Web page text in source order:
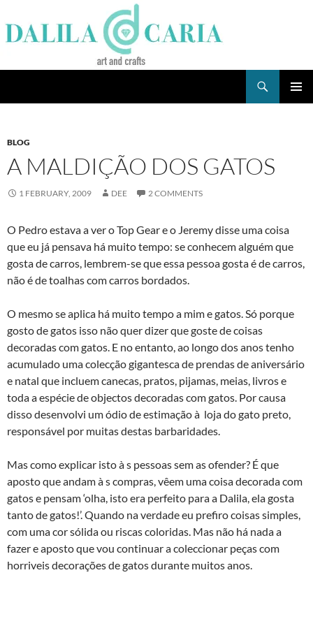
to
content
BLOG
A MALDIÇÃO DOS GATOS
1 FEBRUARY, 2009 DEE 2 COMMENTS
O Pedro estava a ver o Top Gear e o Jeremy disse uma coisa
que eu já pensava há muito tempo: se conhecem alguém que
gosta de carros, lembrem-se que essa pessoa gosta é de carros,
não é de toalhas com carros bordados.
O mesmo se aplica há muito tempo a mim e gatos. Só porque
gosto de gatos isso não quer dizer que goste de coisas
decoradas com gatos. E no entanto, ao longo dos anos tenho
acumulado uma colecção gigantesca de prendas de aniversário
e natal que incluem canecas, pratos, pijamas, meias, livros e
toda a espécie de objectos decoradas com gatos. Por causa
disso desenvolvi um ódio de estimação à loja do gato preto,
responsável por muitas destas barbaridades.
Mas como explicar isto à s pessoas sem as ofender? É que
aposto que andam à s compras, vêem uma coisa decorada com
gatos e pensam ‘olha, isto era perfeito para a Dalila, ela gosta
tanto de gatos!’. Quando na verdade eu prefiro coisas simples,
com uma cor sólida ou riscas coloridas. Mas não há nada a
fazer e aposto que vou continuar a coleccionar peças com
horriveis decorações de gatos durante muitos anos.